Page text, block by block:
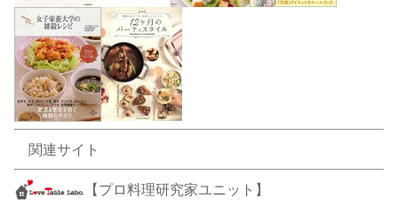
関連サイト
【プロ料理研究家ユニット】